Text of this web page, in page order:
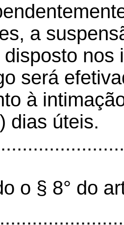
a
disposto
será
à
dias úteis.
o § 8° do